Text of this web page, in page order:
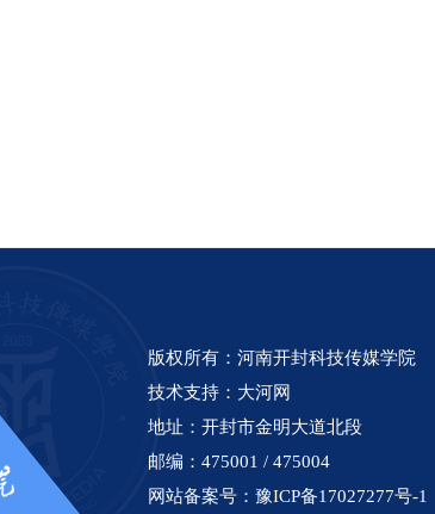
版权所有：河南开封科技传媒学院
技术支持： 大河网
地址：开封市金明大道北段
邮编：475001 / 475004
网站备案号： 豫ICP备17027277号-1